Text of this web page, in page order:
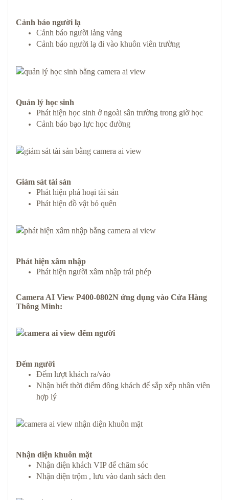
Cảnh báo người lạ
Cảnh báo người lảng vảng
Cảnh báo người lạ đi vào khuôn viên trường
Quản lý học sinh
Phát hiện học sinh ở ngoài sân trường trong giờ học
Cảnh báo bạo lực học đường
Giám sát tài sản
Phát hiện phá hoại tài sản
Phát hiện đồ vật bỏ quên
Phát hiện xâm nhập
Phát hiện người xâm nhập trái phép
Camera AI View P400-0802N ứng dụng vào Cửa Hàng
Thông Minh:
Đếm người
Đếm lượt khách ra/vào
Nhận biết thời điểm đông khách để sắp xếp nhân viên
hợp lý
Nhận diện khuôn mặt
Nhận diện khách VIP để chăm sóc
Nhận diện trộm , lưu vào danh sách đen